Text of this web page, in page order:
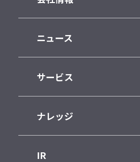
ニュース
サービス
ナレッジ
IR